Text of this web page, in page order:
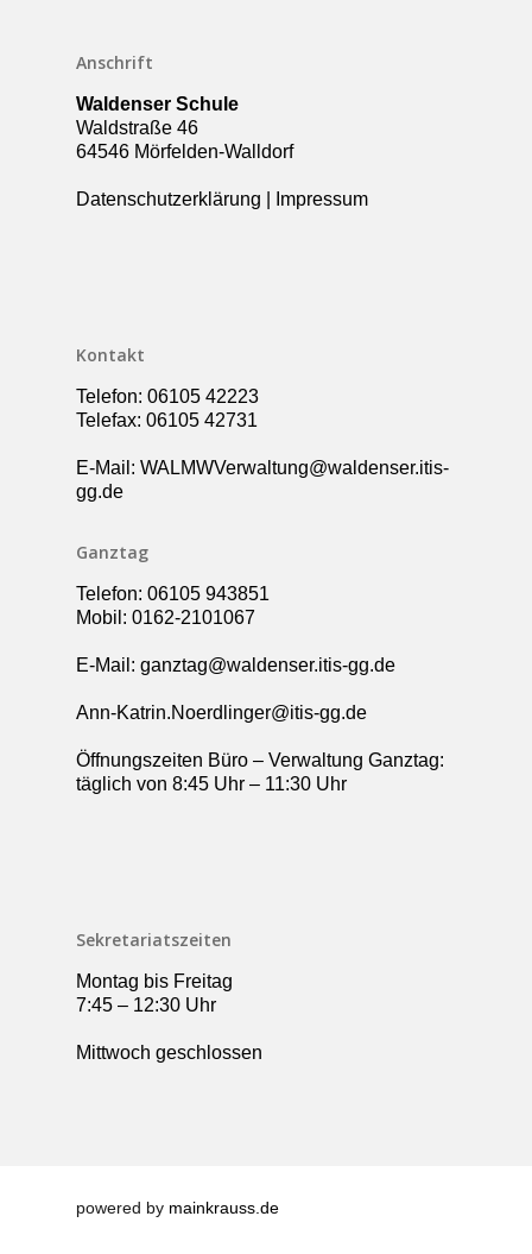
Anschrift
Waldenser Schule
Waldstraße 46
64546 Mörfelden-Walldorf
Datenschutzerklärung Impressum
Kontakt
Telefon: 06105 42223
Telefax: 06105 42731
E-Mail: WALMWVerwaltung@waldenser.itis-
gg.de
Ganztag
Telefon: 06105 943851
Mobil: 0162-2101067
E-Mail: ganztag@waldenser.itis-gg.de
Ann-Katrin.Noerdlinger@itis-gg.de
Öffnungszeiten Büro – Verwaltung Ganztag:
täglich von 8:45 Uhr – 11:30 Uhr
Sekretariatszeiten
Montag bis Freitag
7:45 – 12:30 Uhr
Mittwoch geschlossen
powered by mainkrauss.de